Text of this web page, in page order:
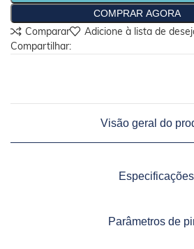
COMPRAR AGORA
Comparar
Adicione à lista de
Compartilhar:
Visão geral do
Especificações
Parâmetros de